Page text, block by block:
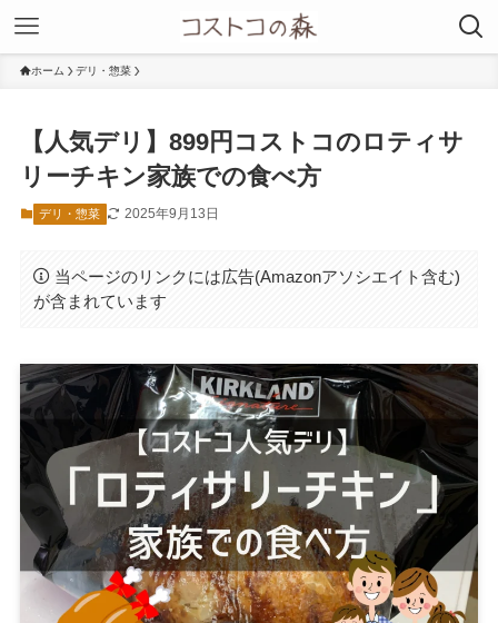
ホーム デリ・惣菜
【人気デリ】899円コストコのロティサ
リーチキン家族での食べ方
デリ・惣菜 2025年9月13日
当ページのリンクには広告(Amazonアソシエイト含む)
が含まれています